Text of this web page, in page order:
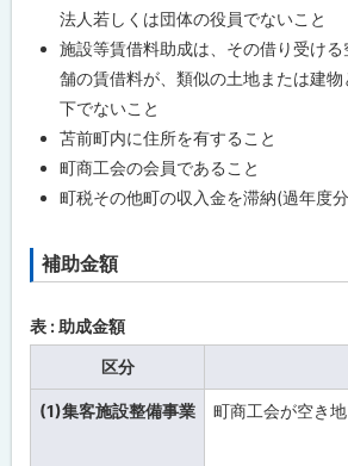
舗
補
助
前
町
リ
フ
ー
ム
補
法人若しくは団体の役員でないこと
施設等賃借料助成は、その借り受け
舗の賃借料が、類似の土地または建
下でないこと
苫前町内に住所を有すること
町商工会の会員であること
町税その他町の収入金を滞納(過年度
ト
プ
に
る
補助金額
表 : 助成金額
区分
(1)集客施設整備事業 町商工会が空き